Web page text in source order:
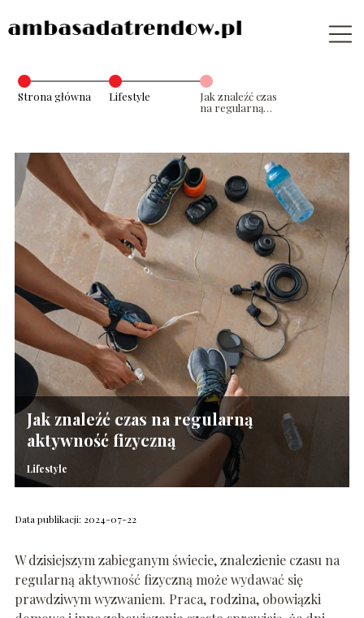
Strona główna Lifestyle
Jak znaleźć czas
na regularną
Jak znaleźć czas na regularną
aktywność fizyczną
Lifestyle
Data publikacji: 2024-07-22
W dzisiejszym zabieganym świecie, znalezienie czasu na
regularną aktywność fizyczną może wydawać się
prawdziwym wyzwaniem. Praca, rodzina, obowiązki